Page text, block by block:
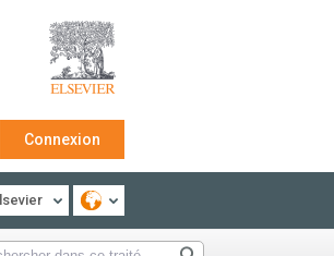
Connexion